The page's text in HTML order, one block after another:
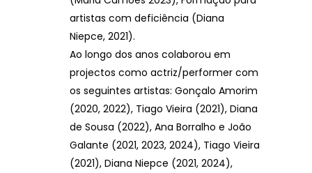
artistas com deficiência (Diana
Niepce, 2021).
Ao longo dos anos colaborou em
projectos como actriz/performer com
os seguintes artistas: Gonçalo Amorim
(2020, 2022), Tiago Vieira (2021), Diana
de Sousa (2022), Ana Borralho e João
Galante (2021, 2023, 2024), Tiago Vieira
(2021), Diana Niepce (2021, 2024),